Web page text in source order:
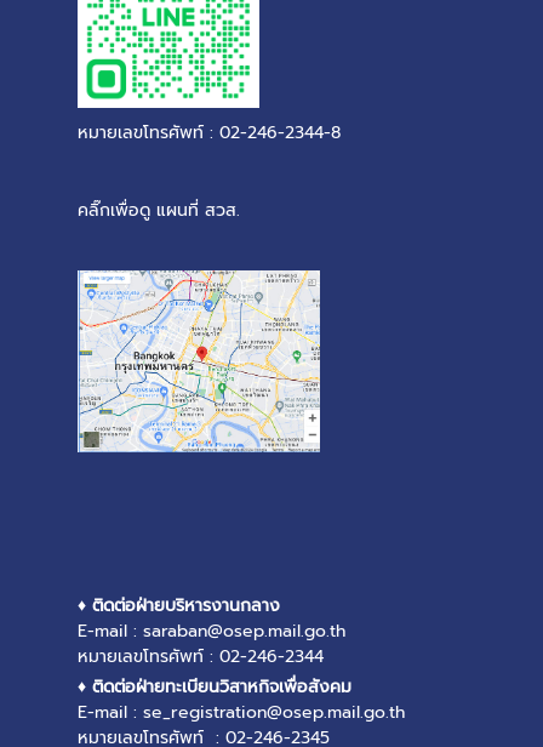
หมายเลขโทรศัพท์ : 02-246-2344-8
คลิ๊กเพื่อดู แผนที่ สวส.
♦ ติดต่อฝ่ายบริหารงานกลาง
E-mail : saraban@osep.mail.go.th
หมายเลขโทรศัพท์ : 02-246-2344
♦ ติดต่อฝ่ายทะเบียนวิสาหกิจเพื่อสังคม
E-mail : se_registration@osep.mail.go.th
หมายเลขโทรศัพท์ : 02-246-2345